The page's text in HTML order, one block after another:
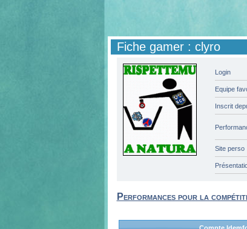
Fiche gamer : clyro
Login
Equipe
Inscrit
Site perso
Performances pour la